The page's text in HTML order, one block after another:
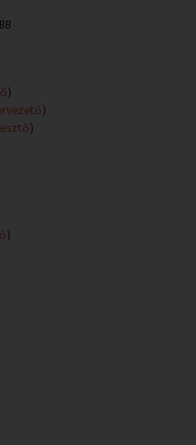
nyelvén készül
(Műsorszolgáltatói
mediaklikk.hu).
formái
különböző
a bibliai történetektől a
performanszig.
hogy
elérhetővé a világot
mutatták be
a világon
)
)
)
)